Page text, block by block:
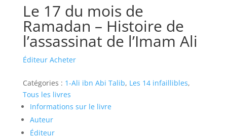
Le 17 du mois de
Ramadan – Histoire de
l’assassinat de l’Imam Ali
Éditeur Acheter
Catégories : 1-Ali ibn Abi Talib, Les 14 infaillibles,
Tous les livres
Informations sur le livre
Auteur
Éditeur